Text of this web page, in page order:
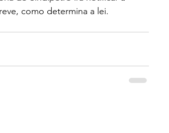
como determina a lei.